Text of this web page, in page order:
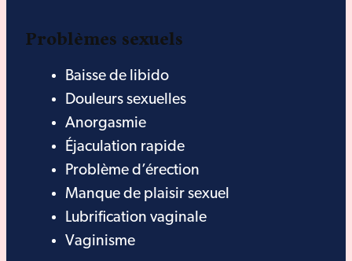
Problèmes sexuels
Baisse de libido
Douleurs sexuelles
Anorgasmie
Éjaculation rapide
Problème d’érection
Manque de plaisir sexuel
Lubrification vaginale
Vaginisme